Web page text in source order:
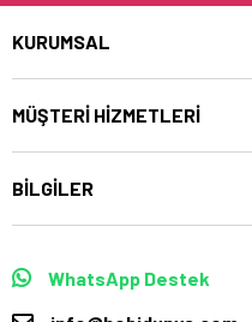
KURUMSAL
MÜŞTERİ HİZMETLERİ
BİLGİLER
WhatsApp Destek